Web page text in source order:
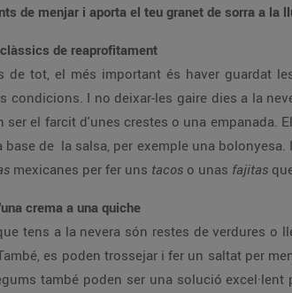
de menjar i aporta el teu granet de sorra a
de reaprofitament
de tot, el més important és haver guardat
condicions. I no deixar-les gaire dies a la
ser el farcit d'unes crestes o una empanada.
base de la salsa, per exemple una
mexicanes per fer uns tacos o unas fajitas
crema a una quiche
tens a la nevera són restes de verdures o
es poden trossejar i fer un saltat per
també poden ser una solució